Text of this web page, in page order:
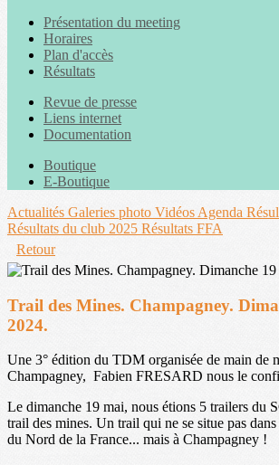
Présentation du meeting
Horaires
Plan d'accès
Résultats
Revue de presse
Liens internet
Documentation
Boutique
E-Boutique
Actualités Galeries photo Vidéos Agenda
Résultats du club 2025 Résultats FFA
Retour
Trail des Mines. Champagney.
2024.
Une 3° édition du TDM organisée de main de
Champagney, Fabien FRESARD nous le
Le dimanche 19 mai, nous étions 5 trailers du
trail des mines. Un trail qui ne se situe pas
du Nord de la France... mais à Champagney !